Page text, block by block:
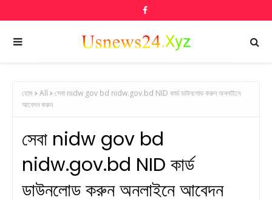
হোম All
সেবা nidw gov bd nidw.gov.bd NID কার্ড ডাউনলোড করুন অনলাইনে
আবেদন করুন
সেবা nidw gov bd
nidw.gov.bd NID কার্ড
ডাউনলোড করুন অনলাইনে আবেদন